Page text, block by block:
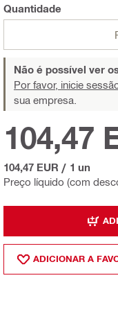
Quantidade
Não é possível ver
Por favor, inicie
sua empresa.
Preço líquido (com
104,47
104,47 EUR / 1 un
ADICIONAR A